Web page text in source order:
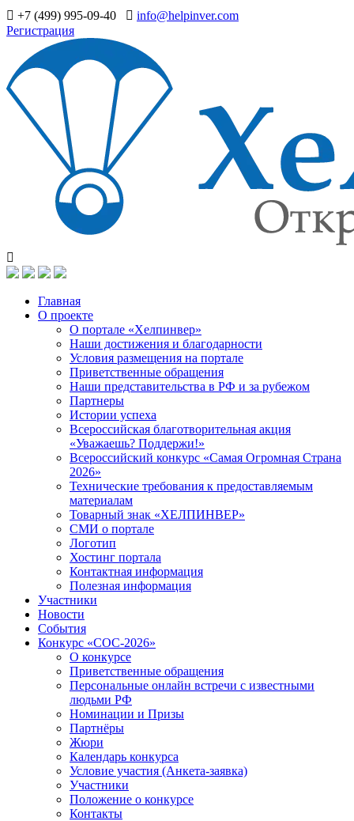
+7 (499) 995-09-40
info@helpinver.com
Регистрация
Главная
О проекте
О портале «Хелпинвер»
Наши достижения и благодарности
Условия размещения на портале
Приветственные обращения
Наши представительства в РФ и за рубежом
Партнеры
Истории успеха
Всероссийская благотворительная акция
«Уважаешь? Поддержи!»
Всероссийский конкурс «Самая Огромная Страна
2026»
Технические требования к предоставляемым
материалам
Товарный знак «ХЕЛПИНВЕР»
СМИ о портале
Логотип
Хостинг портала
Контактная информация
Полезная информация
Участники
Новости
События
Конкурс «СОС-2026»
О конкурсе
Приветственные обращения
Персональные онлайн встречи с известными
людьми РФ
Номинации и Призы
Партнёры
Жюри
Календарь конкурса
Условие участия (Анкета-заявка)
Участники
Положение о конкурсе
Контакты